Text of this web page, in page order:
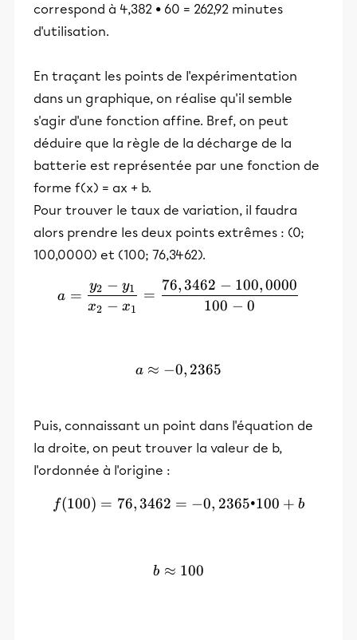
correspond à 4,382 • 60 = 262,92 minutes
d'utilisation.
En traçant les points de l'expérimentation
dans un graphique, on réalise qu'il semble
s'agir d'une fonction affine. Bref, on peut
déduire que la règle de la décharge de la
batterie est représentée par une fonction de
forme f(x) = ax + b.
Pour trouver le taux de variation, il faudra
alors prendre les deux points extrêmes : (0;
100,0000) et (100; 76,3462).
a = \frac{y_2-y_1}{x_2-
a =
x2 − x1
y2 − y1 =
100 − 0
76,3462 − 100,0000
a ≈ -0,2365
a ≈ −0, 2365
Puis, connaissant un point dans l'équation de
la droite, on peut trouver la valeur de b,
l'ordonnée à l'origine :
f(100) = 76,3462 = -
f(100) = 76,3462 = −0, 2365•100 + b
b ≈ 100
b ≈ 100